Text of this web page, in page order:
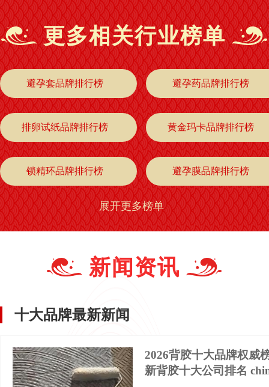
更多相关行业榜单
避孕套品牌排行榜 避孕药品牌排行榜
排卵试纸品牌排行榜 黄金玛卡品牌排行榜
锁精环品牌排行榜 避孕膜品牌排行榜
展开更多榜单
新闻资讯
十大品牌最新新闻
2026背胶十大品牌权威
新背胶十大公司排名